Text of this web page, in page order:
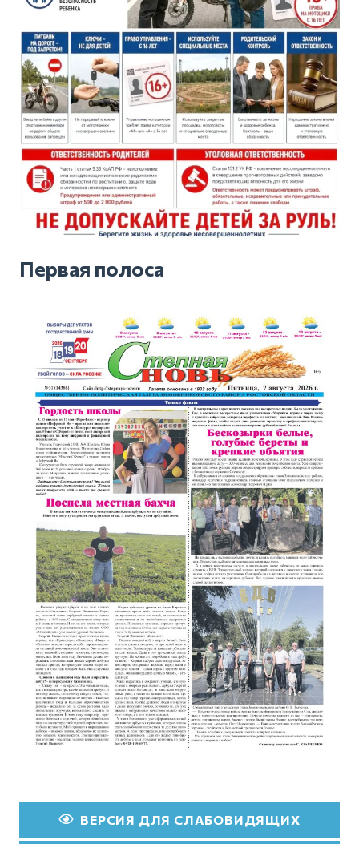
Первая полоса
ВЕРСИЯ ДЛЯ СЛАБОВИДЯЩИХ